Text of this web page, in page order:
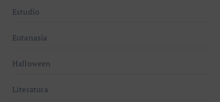
Estudio
Eutanasia
Halloween
Literatura